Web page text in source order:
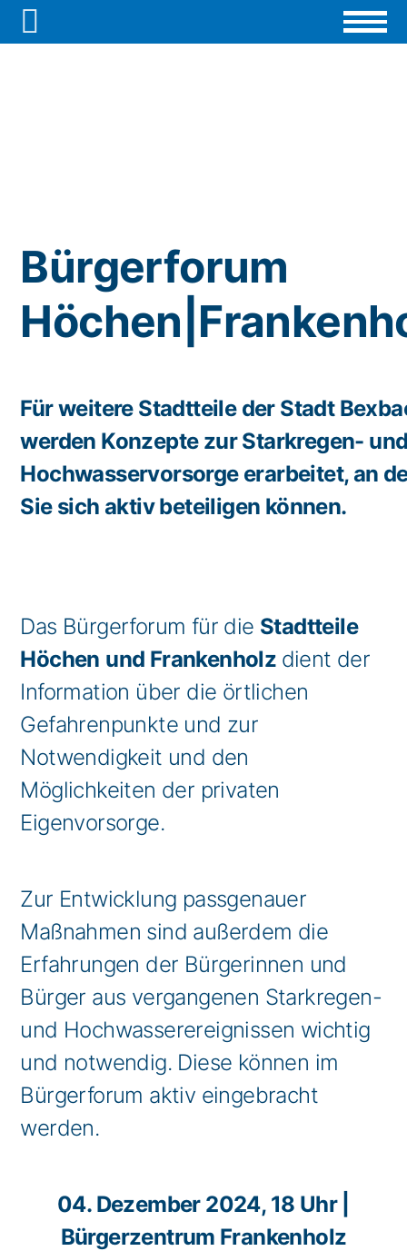

Bürgerforum
Für weitere Stadtteile der Stadt
werden Konzepte zur Starkregen-
Hochwasservorsorge erarbeitet, an
Sie sich aktiv beteiligen können.
Das Bürgerforum für die Stadtteile
Höchen und Frankenholz dient der
Information über die örtlichen
Gefahrenpunkte und zur
Notwendigkeit und den
Möglichkeiten der privaten
Eigenvorsorge.
Zur Entwicklung passgenauer
Maßnahmen sind außerdem die
Erfahrungen der Bürgerinnen und
Bürger aus vergangenen Starkregen-
und Hochwasserereignissen wichtig
und notwendig. Diese können im
Bürgerforum aktiv eingebracht
werden.
04. Dezember 2024, 18 Uhr |
Bürgerzentrum Frankenholz